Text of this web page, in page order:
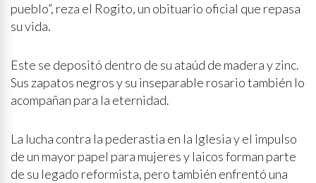
pueblo”, reza el Rogito, un obituario oficial que repasa
su vida.
Este se depositó dentro de su ataúd de madera y zinc.
Sus zapatos negros y su inseparable rosario también lo
acompañan para la eternidad.
La lucha contra la pederastia en la Iglesia y el impulso
de un mayor papel para mujeres y laicos forman parte
de su legado reformista, pero también enfrentó una